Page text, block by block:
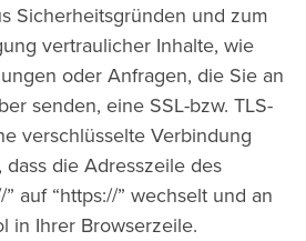
Sicherheitsgründen und zum
vertraulicher Inhalte, wie
oder Anfragen, die Sie an
senden, eine SSL-bzw. TLS-
verschlüsselte Verbindung
die Adresszeile des
auf “https://” wechselt und an
in Ihrer Browserzeile.